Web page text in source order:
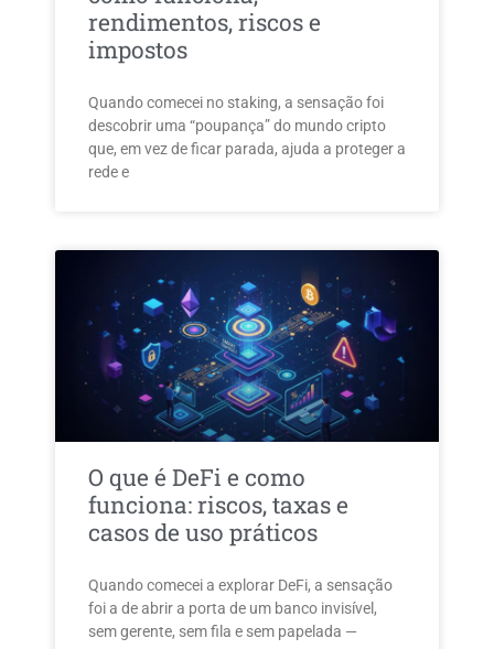
rendimentos, riscos e
impostos
Quando comecei no staking, a sensação foi
descobrir uma “poupança” do mundo cripto
que, em vez de ficar parada, ajuda a proteger a
rede e
O que é DeFi e como
funciona: riscos, taxas e
casos de uso práticos
Quando comecei a explorar DeFi, a sensação
foi a de abrir a porta de um banco invisível,
sem gerente, sem fila e sem papelada —